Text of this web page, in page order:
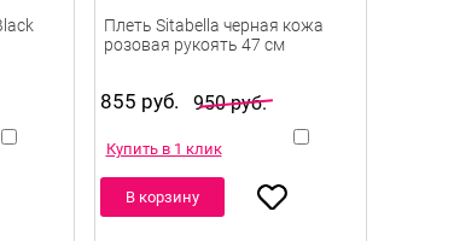
855 руб. 950 руб.
Купить в 1 клик
В корзину